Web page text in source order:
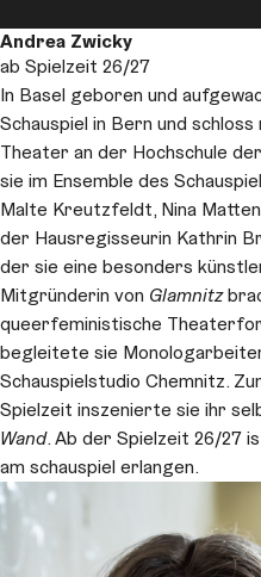
Andrea Zwicky
ab Spielzeit 26/27
In Basel geboren und
Schauspiel in Bern und
Theater an der Hochschule
sie im Ensemble des
Malte Kreutzfeldt, Nina
der Hausregisseurin Kathrin
der sie eine besonders
Mitgründerin von Glamnitz
queerfeministische
begleitete sie
Schauspielstudio Chemnitz.
Spielzeit inszenierte sie ihr
Wand. Ab der Spielzeit 26/27
am schauspiel erlangen.